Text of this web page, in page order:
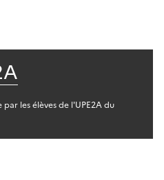
les élèves de l'UPE2A du